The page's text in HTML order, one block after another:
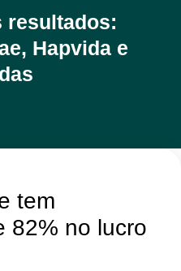
resultados:
Hapvida e
tem
82% no lucro